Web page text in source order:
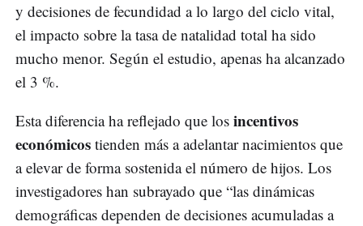
y decisiones de fecundidad a lo largo del ciclo vital,
el impacto sobre la tasa de natalidad total ha sido
mucho menor. Según el estudio, apenas ha alcanzado
el 3 %.
Esta diferencia ha reflejado que los incentivos
económicos tienden más a adelantar nacimientos que
a elevar de forma sostenida el número de hijos. Los
investigadores han subrayado que “las dinámicas
demográficas dependen de decisiones acumuladas a